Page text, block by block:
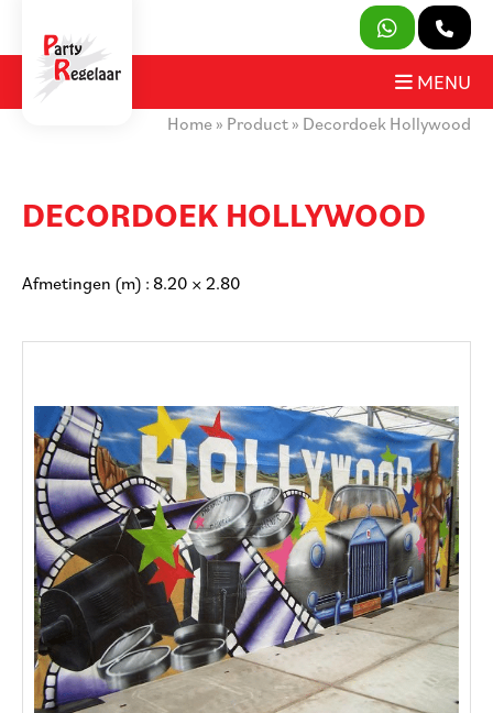
SLUITEN
OVER ONS
PARTY REGELAAR
MENU
Home » Product » Decordoek Hollywood
DECORDOEK HOLLYWOOD
Afmetingen (m) : 8.20 × 2.80